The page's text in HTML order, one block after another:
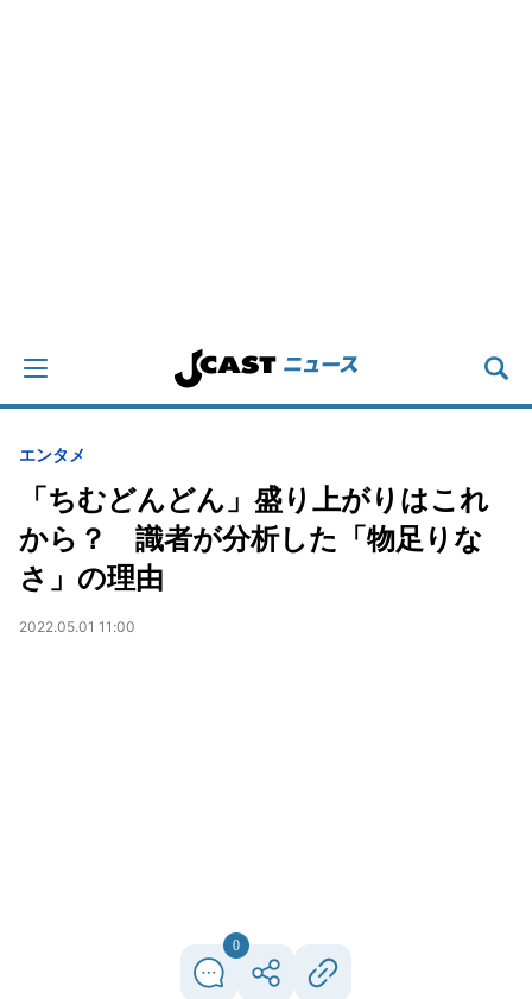
エンタメ
「ちむどんどん」盛り上がりはこれ
から？ 識者が分析した「物足りな
さ」の理由
2022.05.01 11:00
0